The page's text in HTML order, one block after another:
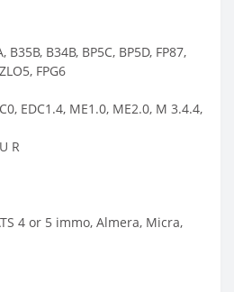
B35B, B34B, BP5C, BP5D, FP87,
FPG6
EDC1.4, ME1.0, ME2.0, M 3.4.4,
R
4 or 5 immo, Almera, Micra,